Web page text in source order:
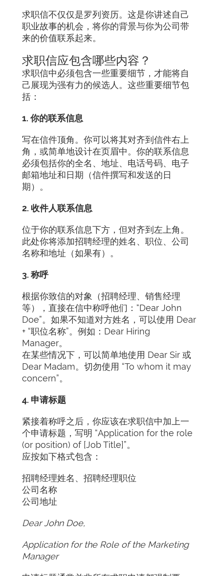
求职信不仅仅是罗列资历。这是你讲述自己
职业故事的机会，将你的背景与你为公司带
来的价值联系起来。
求职信应包含哪些内容？
求职信中必须包含一些重要细节，才能将自
己展现为强有力的候选人。这些重要细节包
括：
1. 你的联系信息
写在信件顶角。你可以将其对齐到信件右上
角，或简单地设计在页眉中。你的联系信息
必须包括你的全名、地址、电话号码、电子
邮箱地址和日期（信件撰写和发送的日
期）。
2. 收件人联系信息
位于你的联系信息下方，但对齐到左上角。
此处你将添加招聘经理的姓名、职位、公司
名称和地址（如果有）。
3. 称呼
根据你致信的对象（招聘经理、销售经理
等），直接在信中称呼他们：“Dear John
Doe”。如果不知道对方姓名，可以使用 Dear
+ “职位名称”。例如：Dear Hiring
Manager。
在某些情况下，可以简单地使用 Dear Sir 或
Dear Madam。切勿使用 “To whom it may
concern”。
4. 申请标题
紧接着称呼之后，你应该在求职信中加上一
个申请标题，写明 “Application for the role
(or position) of [Job Title]”。
应按如下格式包含：
招聘经理姓名、招聘经理职位
公司名称
公司地址
Dear John Doe,
Application for the Role of the Marketing
Manager